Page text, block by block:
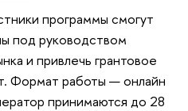
программы смогут
под руководством
и привлечь грантовое
Формат работы — онлайн
принимаются до 28